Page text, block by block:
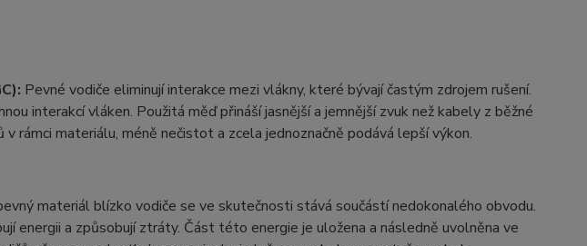
Pevné vodiče eliminují interakce mezi vlákny, které bývají častým zdrojem rušení.
interakcí vláken. Použitá měď přináší jasnější a jemnější zvuk než kabely z běžné
rámci materiálu, méně nečistot a zcela jednoznačně podává lepší výkon.
materiál blízko vodiče se ve skutečnosti stává součástí nedokonalého obvodu.
energii a způsobují ztráty. Část této energie je uložena a následně uvolněna ve